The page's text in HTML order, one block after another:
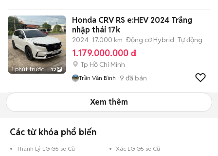
1 phút trước 12
Honda CRV RS e:HEV 2024 Trắng
nhập thái 17k
2024 17.000 km Động cơ Hybrid Tự động
1.179.000.000 đ
Tp Hồ Chí Minh
Trần Văn Bình 9 đã bán
Xem thêm
Các từ khóa phổ biến
Thanh Lý LG G5 se Cũ
Xác LG G5 se Cũ